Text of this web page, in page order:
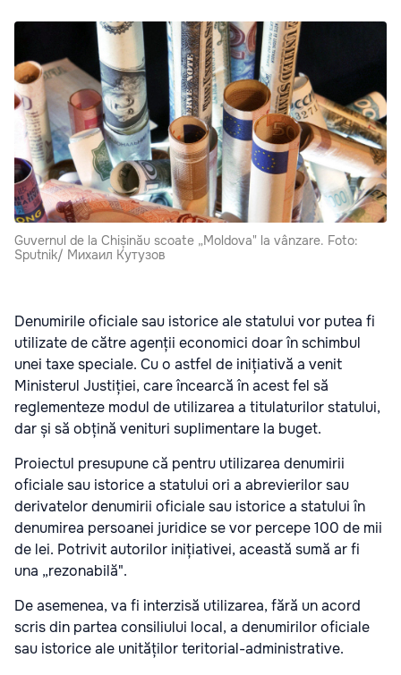
Guvernul de la Chișinău scoate „Moldova" la vânzare. Foto:
Sputnik/ Михаил Кутузов
Denumirile oficiale sau istorice ale statului vor putea fi
utilizate de către agenții economici doar în schimbul
unei taxe speciale. Cu o astfel de inițiativă a venit
Ministerul Justiției, care încearcă în acest fel să
reglementeze modul de utilizarea a titulaturilor statului,
dar și să obțină venituri suplimentare la buget.
Proiectul presupune că pentru utilizarea denumirii
oficiale sau istorice a statului ori a abrevierilor sau
derivatelor denumirii oficiale sau istorice a statului în
denumirea persoanei juridice se vor percepe 100 de mii
de lei. Potrivit autorilor inițiativei, această sumă ar fi
una „rezonabilă".
De asemenea, va fi interzisă utilizarea, fără un acord
scris din partea consiliului local, a denumirilor oficiale
sau istorice ale unităților teritorial-administrative.